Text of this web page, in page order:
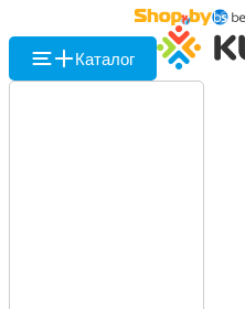
Каталог